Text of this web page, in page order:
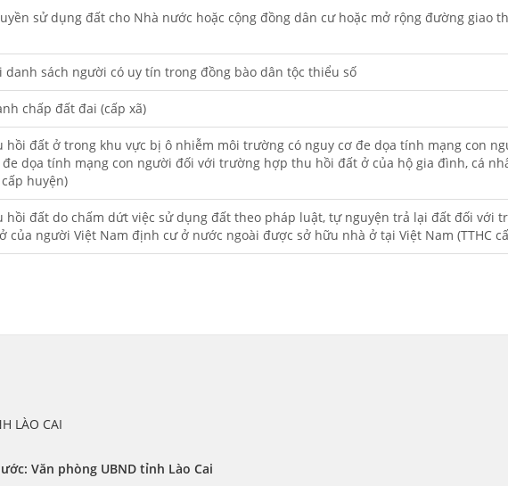
sử dụng đất cho Nhà nước hoặc cộng đồng dân cư hoặc mở rộng đường giao
danh sách người có uy tín trong đồng bào dân tộc thiểu số
chấp đất đai (cấp xã)
hồi đất ở trong khu vực bị ô nhiễm môi trường có nguy cơ đe dọa tính mạng con
dọa tính mạng con người đối với trường hợp thu hồi đất ở của hộ gia đình, cá
huyện)
hồi đất do chấm dứt việc sử dụng đất theo pháp luật, tự nguyện trả lại đất đối với
của người Việt Nam định cư ở nước ngoài được sở hữu nhà ở tại Việt Nam (TTHC
LÀO CAI
Văn phòng UBND tỉnh Lào Cai